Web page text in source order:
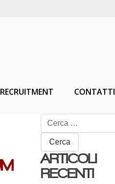
RECRUITMENT CONTATTI
ARTICOLI
RECENTI